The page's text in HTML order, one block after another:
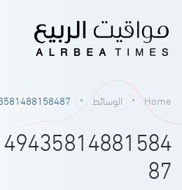
Home الوسائط
87